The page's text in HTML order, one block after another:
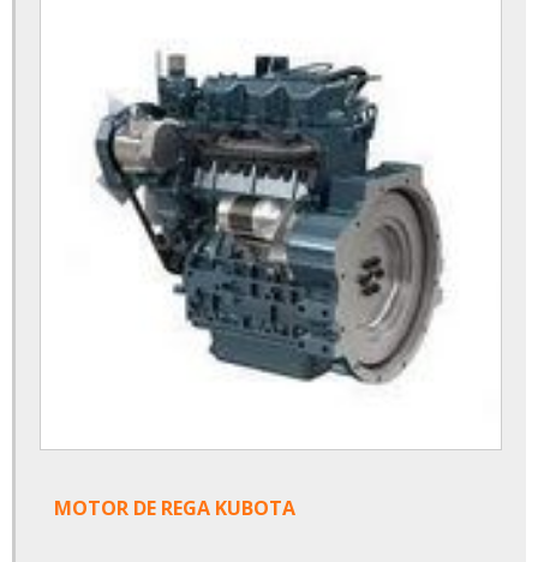
MOTOR DE REGA KUBOTA